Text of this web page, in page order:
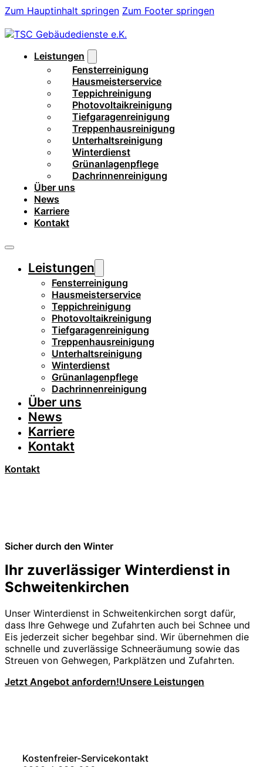
Zum Hauptinhalt springen Zum Footer springen
Leistungen
Fensterreinigung
Hausmeisterservice
Teppichreinigung
Photovoltaikreinigung
Tiefgaragenreinigung
Treppenhausreinigung
Unterhaltsreinigung
Winterdienst
Grünanlagenpflege
Dachrinnenreinigung
Über uns
News
Karriere
Kontakt
Leistungen
Fensterreinigung
Hausmeisterservice
Teppichreinigung
Photovoltaikreinigung
Tiefgaragenreinigung
Treppenhausreinigung
Unterhaltsreinigung
Winterdienst
Grünanlagenpflege
Dachrinnenreinigung
Über uns
News
Karriere
Kontakt
Kontakt
Sicher durch den Winter
Ihr zuverlässiger Winterdienst in
Schweitenkirchen
Unser Winterdienst in Schweitenkirchen sorgt dafür,
dass Ihre Gehwege und Zufahrten auch bei Schnee und
Eis jederzeit sicher begehbar sind. Wir übernehmen die
schnelle und zuverlässige Schneeräumung sowie das
Streuen von Gehwegen, Parkplätzen und Zufahrten.
Jetzt Angebot anfordern!Unsere Leistungen
Kostenfreier-Servicekontakt